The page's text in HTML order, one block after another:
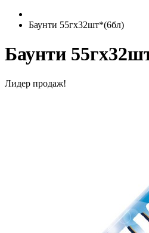
Баунти 55гх32шт*(6бл)
Баунти
Лидер продаж!